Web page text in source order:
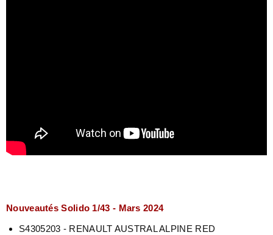
Nouveautés Solido 1/43 - Mars 2024
S4305203 - RENAULT AUSTRAL ALPINE RED